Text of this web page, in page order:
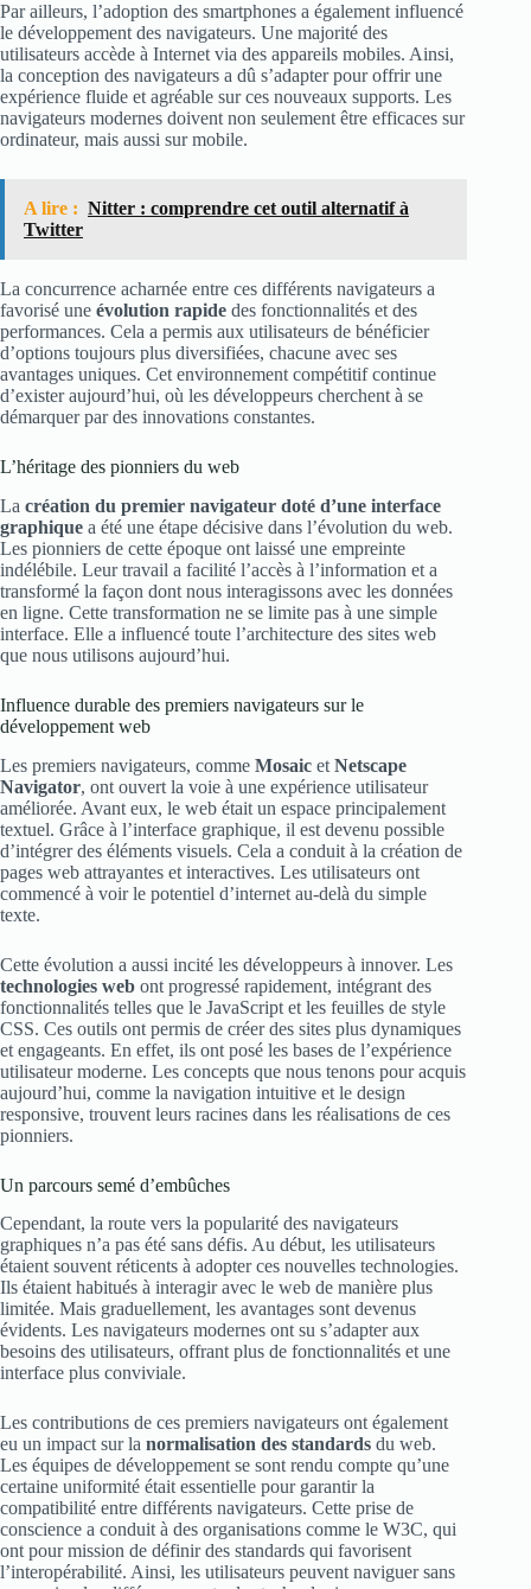
Par ailleurs, l’adoption des smartphones a également influencé
le développement des navigateurs. Une majorité des
utilisateurs accède à Internet via des appareils mobiles. Ainsi,
la conception des navigateurs a dû s’adapter pour offrir une
expérience fluide et agréable sur ces nouveaux supports. Les
navigateurs modernes doivent non seulement être efficaces sur
ordinateur, mais aussi sur mobile.
A lire : Nitter : comprendre cet outil alternatif à
Twitter
La concurrence acharnée entre ces différents navigateurs a
favorisé une évolution rapide des fonctionnalités et des
performances. Cela a permis aux utilisateurs de bénéficier
d’options toujours plus diversifiées, chacune avec ses
avantages uniques. Cet environnement compétitif continue
d’exister aujourd’hui, où les développeurs cherchent à se
démarquer par des innovations constantes.
L’héritage des pionniers du web
La création du premier navigateur doté d’une interface
graphique a été une étape décisive dans l’évolution du web.
Les pionniers de cette époque ont laissé une empreinte
indélébile. Leur travail a facilité l’accès à l’information et a
transformé la façon dont nous interagissons avec les données
en ligne. Cette transformation ne se limite pas à une simple
interface. Elle a influencé toute l’architecture des sites web
que nous utilisons aujourd’hui.
Influence durable des premiers navigateurs sur le
développement web
Les premiers navigateurs, comme Mosaic et Netscape
Navigator, ont ouvert la voie à une expérience utilisateur
améliorée. Avant eux, le web était un espace principalement
textuel. Grâce à l’interface graphique, il est devenu possible
d’intégrer des éléments visuels. Cela a conduit à la création de
pages web attrayantes et interactives. Les utilisateurs ont
commencé à voir le potentiel d’internet au-delà du simple
texte.
Cette évolution a aussi incité les développeurs à innover. Les
technologies web ont progressé rapidement, intégrant des
fonctionnalités telles que le JavaScript et les feuilles de style
CSS. Ces outils ont permis de créer des sites plus dynamiques
et engageants. En effet, ils ont posé les bases de l’expérience
utilisateur moderne. Les concepts que nous tenons pour acquis
aujourd’hui, comme la navigation intuitive et le design
responsive, trouvent leurs racines dans les réalisations de ces
pionniers.
Un parcours semé d’embûches
Cependant, la route vers la popularité des navigateurs
graphiques n’a pas été sans défis. Au début, les utilisateurs
étaient souvent réticents à adopter ces nouvelles technologies.
Ils étaient habitués à interagir avec le web de manière plus
limitée. Mais graduellement, les avantages sont devenus
évidents. Les navigateurs modernes ont su s’adapter aux
besoins des utilisateurs, offrant plus de fonctionnalités et une
interface plus conviviale.
Les contributions de ces premiers navigateurs ont également
eu un impact sur la normalisation des standards du web.
Les équipes de développement se sont rendu compte qu’une
certaine uniformité était essentielle pour garantir la
compatibilité entre différents navigateurs. Cette prise de
conscience a conduit à des organisations comme le W3C, qui
ont pour mission de définir des standards qui favorisent
l’interopérabilité. Ainsi, les utilisateurs peuvent naviguer sans